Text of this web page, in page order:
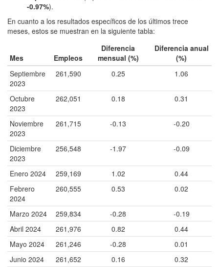
-0.97%).
En cuanto a los resultados específicos de los últimos trece
meses, estos se muestran en la siguiente tabla:
Mes Empleos
Diferencia
mensual (%)
Diferencia anual
(%)
Septiembre
2023
261,590 0.25 1.06
Octubre
2023
262,051 0.18 0.31
Noviembre
2023
261,715 -0.13 -0.20
Diciembre
2023
256,548 -1.97 -0.09
Enero 2024 259,169 1.02
0.44
Febrero
2024
260,555 0.53 0.02
Marzo 2024 259,834 -0.28
-0.19
Abril 2024
261,976 0.82
0.44
Mayo 2024
261,246 -0.28
0.01
Junio 2024
261,652 0.16
0.32